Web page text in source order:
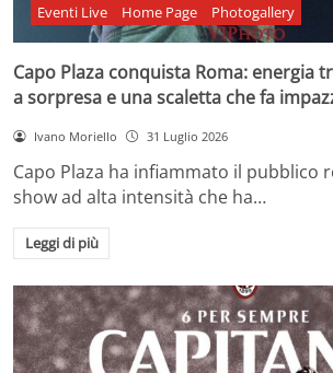
Eventi Live Home Page Photogallery
Capo Plaza conquista Roma: energia
a sorpresa e una scaletta che fa
Ivano Moriello 31 Luglio 2026
Capo Plaza ha infiammato il pubblico
show ad alta intensità che ha…
Leggi di più